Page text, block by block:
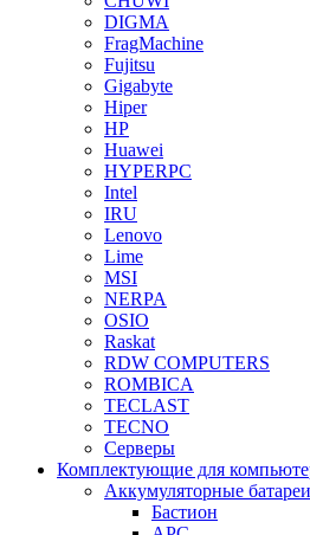
DIGMA
FragMachine
Fujitsu
Gigabyte
Hiper
HP
Huawei
HYPERPC
Intel
IRU
Lenovo
Lime
MSI
NERPA
OSIO
Raskat
RDW COMPUTERS
ROMBICA
TECLAST
TECNO
Серверы
Комплектующие для
Аккумуляторные
Бастион